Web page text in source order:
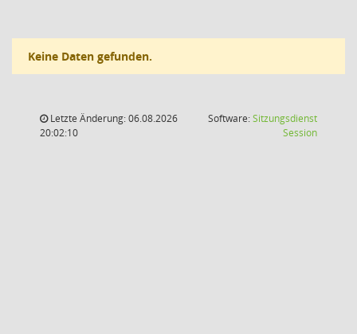
Keine Daten gefunden.
Letzte Änderung: 06.08.2026
20:02:10
Software:Sitzungsdienst
Session(Wird in